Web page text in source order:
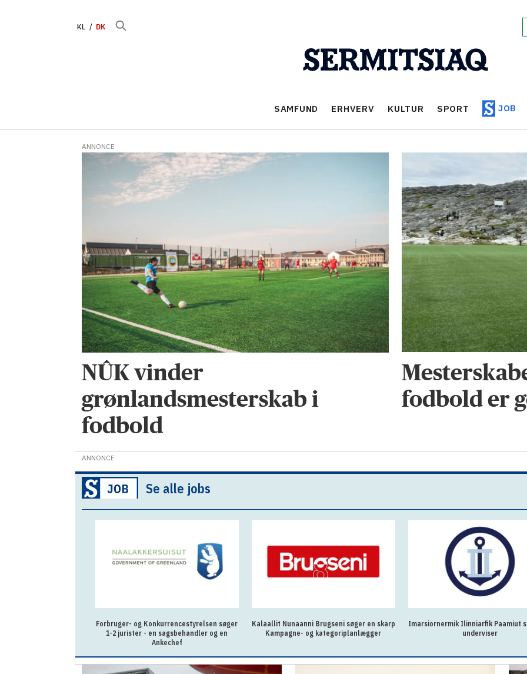
KL DK
SAMFUND ERHVERV KULTUR SPORT JOB
fodbold
ANNONCE
NÛK vinder
grønlandsmesterskab i
fodbold
fodbold er
ANNONCE
Se alle jobs
Kalaallit Nunaanni Brugseni søger en skarp
Kampagne- og kategoriplanlægger
Imarsiornermik Ilinniarfik Paamiut søger en
underviser
AC-Fuldmægtig eller Økonomisk
til Økonomiafdelingen